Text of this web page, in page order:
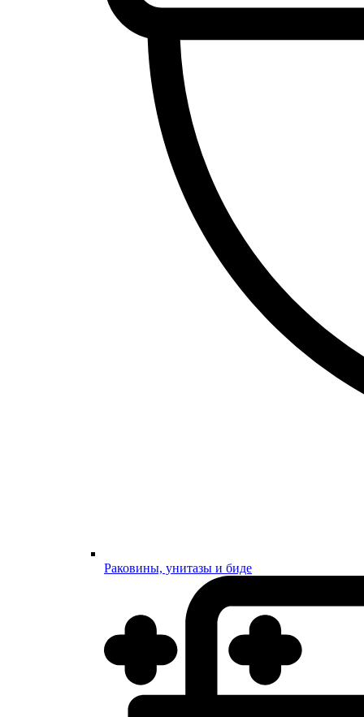
Раковины, унитазы и биде